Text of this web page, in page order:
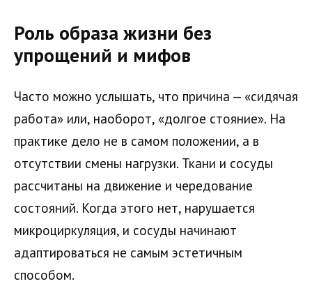
Роль образа жизни без
упрощений и мифов
Часто можно услышать, что причина — «сидячая
работа» или, наоборот, «долгое стояние». На
практике дело не в самом положении, а в
отсутствии смены нагрузки. Ткани и сосуды
рассчитаны на движение и чередование
состояний. Когда этого нет, нарушается
микроциркуляция, и сосуды начинают
адаптироваться не самым эстетичным
способом.